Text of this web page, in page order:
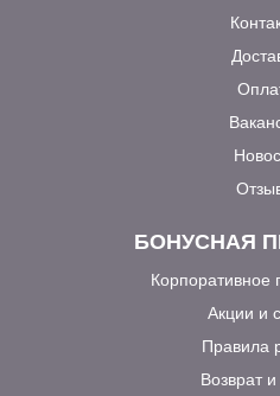
БОНУСНАЯ
Корпоративное
Акции и
Правила
Возврат